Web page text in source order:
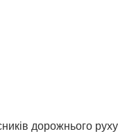
дорожнього руху